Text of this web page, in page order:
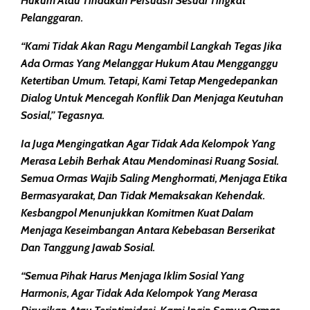
Pelanggaran.
“Kami Tidak Akan Ragu Mengambil Langkah Tegas Jika
Ada Ormas Yang Melanggar Hukum Atau Mengganggu
Ketertiban Umum. Tetapi, Kami Tetap Mengedepankan
Dialog Untuk Mencegah Konflik Dan Menjaga Keutuhan
Sosial,” Tegasnya.
Ia Juga Mengingatkan Agar Tidak Ada Kelompok Yang
Merasa Lebih Berhak Atau Mendominasi Ruang Sosial.
Semua Ormas Wajib Saling Menghormati, Menjaga Etika
Bermasyarakat, Dan Tidak Memaksakan Kehendak.
Kesbangpol Menunjukkan Komitmen Kuat Dalam
Menjaga Keseimbangan Antara Kebebasan Berserikat
Dan Tanggung Jawab Sosial.
“Semua Pihak Harus Menjaga Iklim Sosial Yang
Harmonis, Agar Tidak Ada Kelompok Yang Merasa